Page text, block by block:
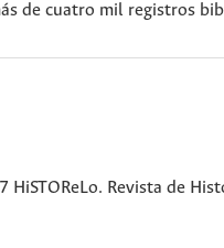
de cuatro mil registros
HiSTOReLo. Revista de